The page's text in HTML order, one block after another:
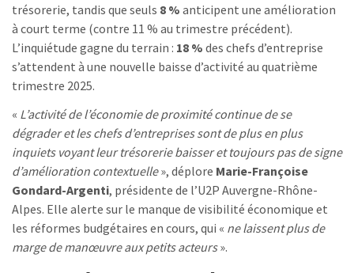
trésorerie, tandis que seuls 8 % anticipent une amélioration
à court terme (contre 11 % au trimestre précédent).
L’inquiétude gagne du terrain : 18 % des chefs d’entreprise
s’attendent à une nouvelle baisse d’activité au quatrième
trimestre 2025.
« L’activité de l’économie de proximité continue de se
dégrader et les chefs d’entreprises sont de plus en plus
inquiets voyant leur trésorerie baisser et toujours pas de signe
d’amélioration contextuelle», déplore Marie-Françoise
Gondard-Argenti, présidente de l’U2P Auvergne-Rhône-
Alpes. Elle alerte sur le manque de visibilité économique et
les réformes budgétaires en cours, qui « ne laissent plus de
marge de manœuvre aux petits acteurs».